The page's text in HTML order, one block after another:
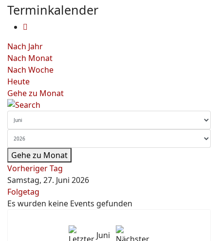
Terminkalender
Nach Jahr
Nach Monat
Nach Woche
Heute
Gehe zu Monat
Gehe zu Monat
Vorheriger Tag
Samstag, 27. Juni 2026
Folgetag
Es wurden keine Events gefunden
Juni